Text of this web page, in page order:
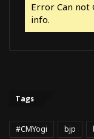
Error Can not
info.
Tags
#CMYogi bjp